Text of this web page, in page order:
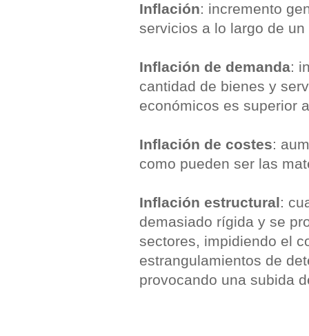
Inflación: incremento
servicios a lo largo de
Inflación de demanda:
cantidad de bienes y
económicos es superior
Inflación de costes:
como pueden ser las
Inflación estructural:
demasiado rígida y se
sectores, impidiendo el
estrangulamientos de
provocando una subida